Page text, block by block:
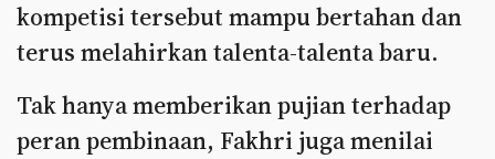
kompetisi tersebut mampu bertahan dan
terus melahirkan talenta-talenta baru.
Tak hanya memberikan pujian terhadap
peran pembinaan, Fakhri juga menilai